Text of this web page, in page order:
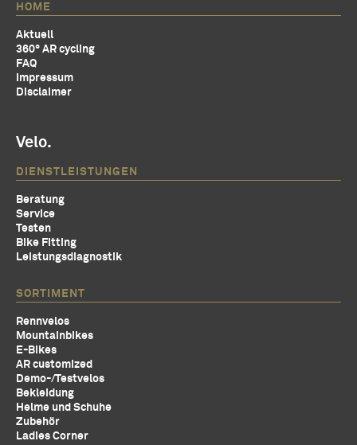
HOME
Aktuell
360° AR cycling
FAQ
Impressum
Disclaimer
Velo.
DIENSTLEISTUNGEN
Beratung
Service
Testen
Bike Fitting
Leistungsdiagnostik
SORTIMENT
Rennvelos
Mountainbikes
E-Bikes
AR customized
Demo-/Testvelos
Bekleidung
Helme und Schuhe
Zubehör
Ladies Corner